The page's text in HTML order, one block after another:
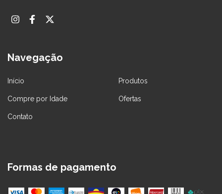
Navegação
Início Produtos
Compre por Idade Ofertas
Contato
Formas de pagamento